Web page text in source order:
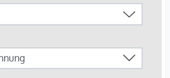
LEBT.
verbunden sind:
fünf Obergeschosse